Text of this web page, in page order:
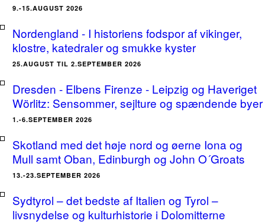
9.-15.AUGUST 2026
Nordengland - I historiens fodspor af vikinger,
klostre, katedraler og smukke kyster
25.AUGUST TIL 2.SEPTEMBER 2026
Dresden - Elbens Firenze - Leipzig og Haveriget
Wörlitz: Sensommer, sejlture og spændende byer
1.-6.SEPTEMBER 2026
Skotland med det høje nord og øerne Iona og
Mull samt Oban, Edinburgh og John O´Groats
13.-23.SEPTEMBER 2026
Sydtyrol – det bedste af Italien og Tyrol –
livsnydelse og kulturhistorie i Dolomitterne